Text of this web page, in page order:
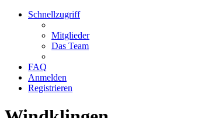
Schnellzugriff
Mitglieder
Das Team
FAQ
Anmelden
Registrieren